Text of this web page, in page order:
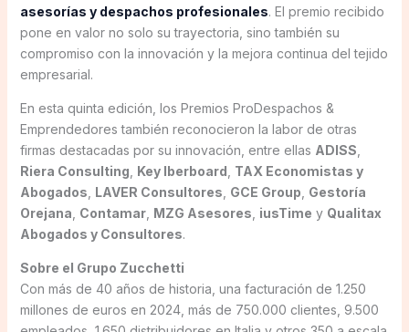
asesorías y despachos profesionales. El premio recibido
pone en valor no solo su trayectoria, sino también su
compromiso con la innovación y la mejora continua del tejido
empresarial.
En esta quinta edición, los Premios ProDespachos &
Emprendedores también reconocieron la labor de otras
firmas destacadas por su innovación, entre ellas ADISS,
Riera Consulting, Key Iberboard , TAX Economistas y
Abogados, LAVER Consultores, GCE Group, Gestoría
Orejana, Contamar, MZG Asesores, iusTime y Qualitax
Abogados y Consultores.
Sobre el Grupo Zucchetti
Con más de 40 años de historia, una facturación de 1.250
millones de euros en 2024, más de 750.000 clientes, 9.500